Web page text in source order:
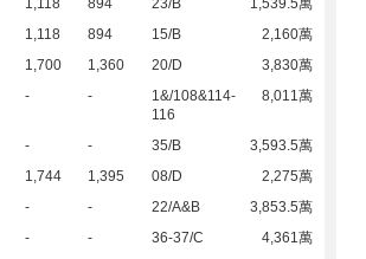
1,118 894 23/B
1,539.5萬
1,118 894 15/B
2,160萬
1,700 1,360 20/D
3,830萬
- -
1&/108&114-
116
8,011萬
- - 35/B
3,593.5萬
1,744 1,395 08/D
2,275萬
- - 22/A&B
3,853.5萬
- - 36-37/C
4,361萬